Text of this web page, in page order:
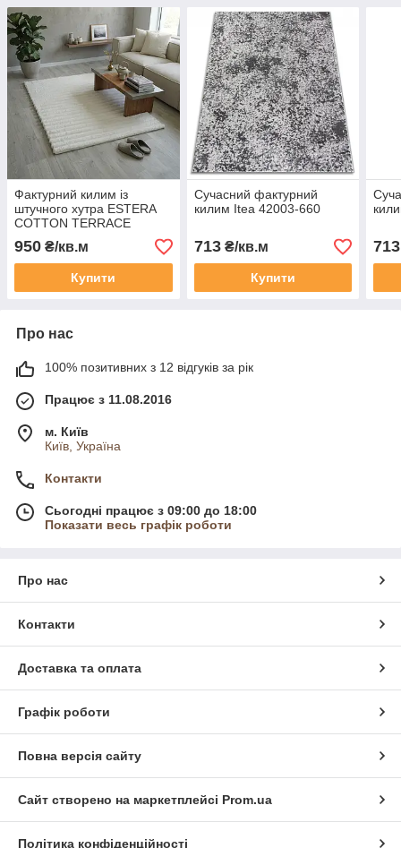
Фактурний килим із
штучного хутра ESTERA
COTTON TERRACE
ANTISLIP
950 ₴/кв.м
Купити
Сучасний фактурний
килим Itea 42003-660
713₴/кв.м
Купити
713
Про нас
100% позитивних з 12 відгуків за рік
Працює з 11.08.2016
м. Київ
Київ, Україна
Контакти
Сьогодні працює з 09:00 до 18:00
Показати весь графік роботи
Про нас
Контакти
Доставка та оплата
Графік роботи
Повна версія сайту
Сайт створено на маркетплейсі Prom.ua
Політика конфіденційності